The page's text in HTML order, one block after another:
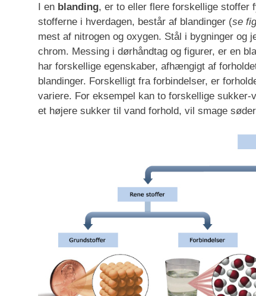
I en blanding, er to eller flere forskellige stoffer
stofferne i hverdagen, består af blandinger (se
mest af nitrogen og oxygen. Stål i bygninger og
chrom. Messing i dørhåndtag og figurer, er en
har forskellige egenskaber, afhængigt af
blandinger. Forskelligt fra forbindelser, er
variere. For eksempel kan to forskellige
et højere sukker til vand forhold, vil smage